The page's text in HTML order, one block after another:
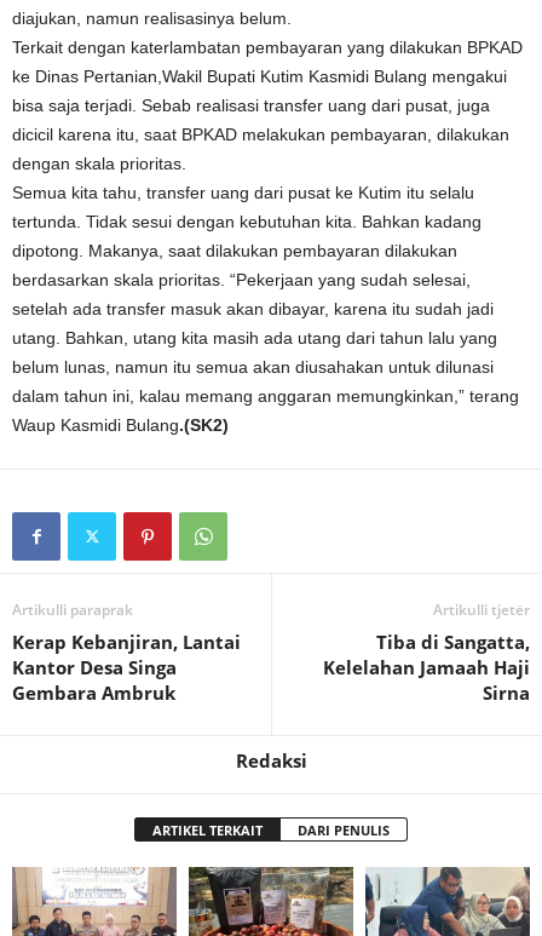
diajukan, namun realisasinya belum.
Terkait dengan katerlambatan pembayaran yang dilakukan BPKAD
ke Dinas Pertanian,Wakil Bupati Kutim Kasmidi Bulang mengakui
bisa saja terjadi. Sebab realisasi transfer uang dari pusat, juga
dicicil karena itu, saat BPKAD melakukan pembayaran, dilakukan
dengan skala prioritas.
Semua kita tahu, transfer uang dari pusat ke Kutim itu selalu
tertunda. Tidak sesui dengan kebutuhan kita. Bahkan kadang
dipotong. Makanya, saat dilakukan pembayaran dilakukan
berdasarkan skala prioritas. “Pekerjaan yang sudah selesai,
setelah ada transfer masuk akan dibayar, karena itu sudah jadi
utang. Bahkan, utang kita masih ada utang dari tahun lalu yang
belum lunas, namun itu semua akan diusahakan untuk dilunasi
dalam tahun ini, kalau memang anggaran memungkinkan,” terang
Waup Kasmidi Bulang.(SK2)
Artikulli paraprak
Kerap Kebanjiran, Lantai
Kantor Desa Singa
Gembara Ambruk
Artikulli tjetër
Tiba di Sangatta,
Kelelahan Jamaah Haji
Sirna
Redaksi
ARTIKEL TERKAIT DARI PENULIS